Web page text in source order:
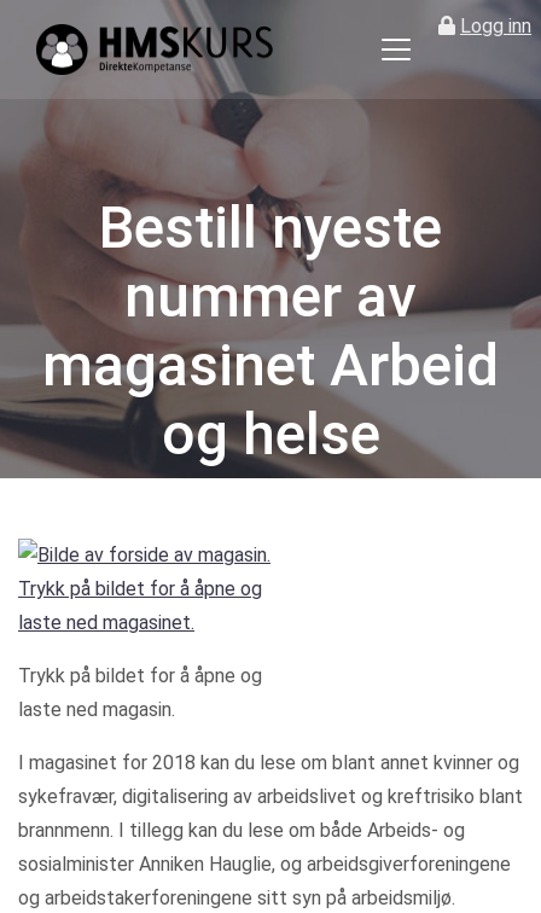
Logg inn
ledere
og
verneombud
Bestill nyeste
nummer av
magasinet Arbeid
og helse
Trykk på bildet for å åpne og
laste ned magasin.
I magasinet for 2018 kan du lese om blant annet kvinner og
sykefravær, digitalisering av arbeidslivet og kreftrisiko blant
brannmenn. I tillegg kan du lese om både Arbeids- og
sosialminister Anniken Hauglie, og arbeidsgiverforeningene
og arbeidstakerforeningene sitt syn på arbeidsmiljø.